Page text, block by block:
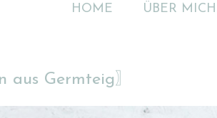
HOME ÜBER MICH
aus Germteig〗